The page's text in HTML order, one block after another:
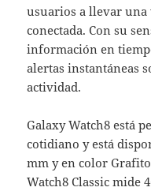
usuarios a llevar una
conectada. Con su
información en
alertas instantáneas
actividad.
Galaxy Watch8 está
cotidiano y está
mm y en color
Watch8 Classic mide